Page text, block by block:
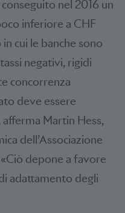
nel 2016 un
inferiore a CHF
cui le banche sono
negativi, rigidi
concorrenza
deve essere
Martin Hess,
dell’Associazione
depone a favore
adattamento degli